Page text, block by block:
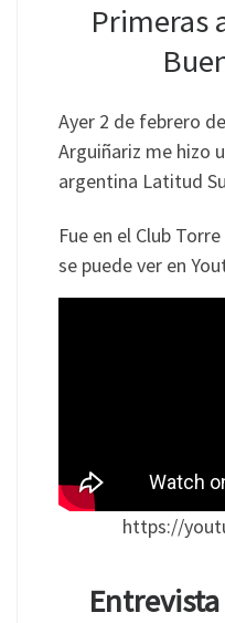
Primeras
Ayer 2 de febrero
Arguiñariz me hizo
argentina Latitud
Fue en el Club
se puede ver en
https://